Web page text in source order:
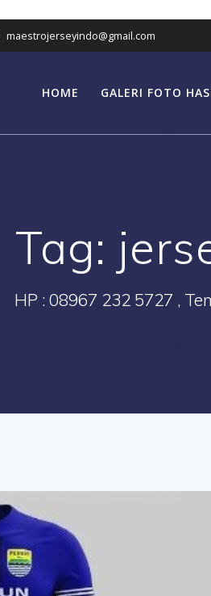
maestrojerseyindo@gmail.com
HOME GALERI FOTO
Tag:
HP : 08967 232 5727 ,